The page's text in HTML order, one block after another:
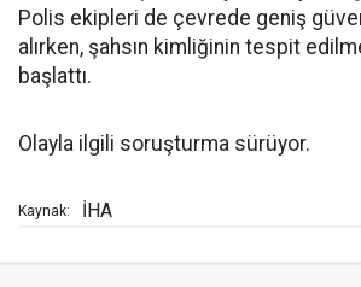
Polis ekipleri de çevrede geniş
alırken, şahsın kimliğinin tespit
başlattı.
Olayla ilgili soruşturma sürüyor.
Kaynak: İHA